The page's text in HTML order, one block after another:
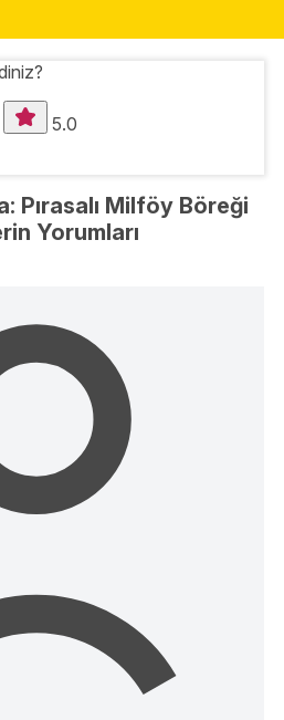
5.0
Pırasalı Milföy Böreği
Yorumları